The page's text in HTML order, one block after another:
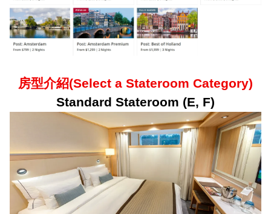
房型介紹(Select a Stateroom Category)
Standard Stateroom (E, F)